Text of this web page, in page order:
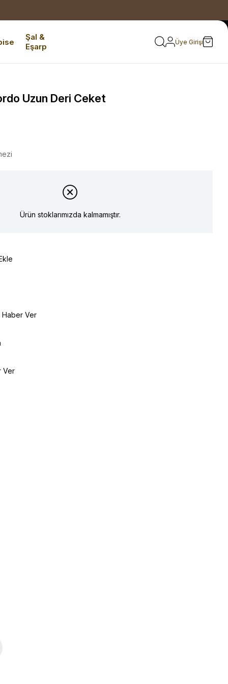
Şal &
Eşarp
Üye Girişi
Uzun Deri Ceket
Ürün stoklarımızda kalmamıştır.
Haber Ver
Ver